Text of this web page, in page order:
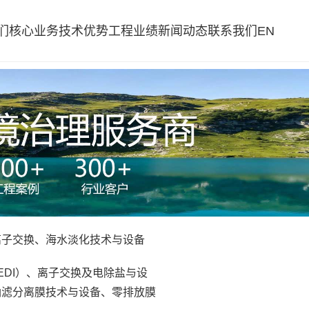
核心业务技术优势工程业绩新闻动态联系我们 EN
交换、海水淡化技术与设备
）、离子交换及电除盐与设
分离膜技术与设备、零排放膜